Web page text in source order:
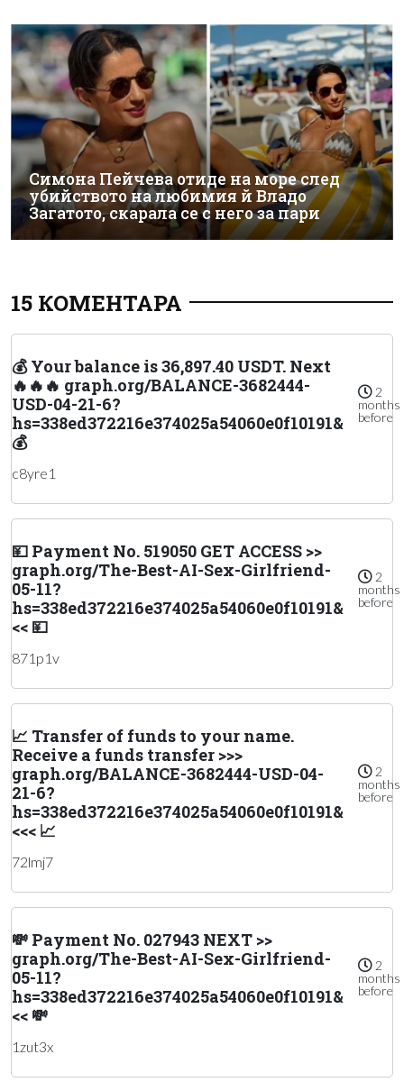
Симона Пейчева отиде на море след
убийството на любимия й Владо
Загатото, скарала се с него за пари
15 КОМЕНТАРА
💰 Your balance is 36,897.40 USDT. Next
🔥🔥🔥 graph.org/BALANCE-3682444-
USD-04-21-6?
hs=338ed372216e374025a54060e0f10191&
💰
2
months
before
c8yre1
💴 Payment No. 519050 GET ACCESS >>
graph.org/The-Best-AI-Sex-Girlfriend-
05-11?
hs=338ed372216e374025a54060e0f10191&
<< 💴
2
months
before
871p1v
📈 Transfer of funds to your name.
Receive a funds transfer >>>
graph.org/BALANCE-3682444-USD-04-
21-6?
hs=338ed372216e374025a54060e0f10191&
<<< 📈
2
months
before
72lmj7
💸 Payment No. 027943 NEXT >>
graph.org/The-Best-AI-Sex-Girlfriend-
05-11?
hs=338ed372216e374025a54060e0f10191&
<< 💸
2
months
before
1zut3x